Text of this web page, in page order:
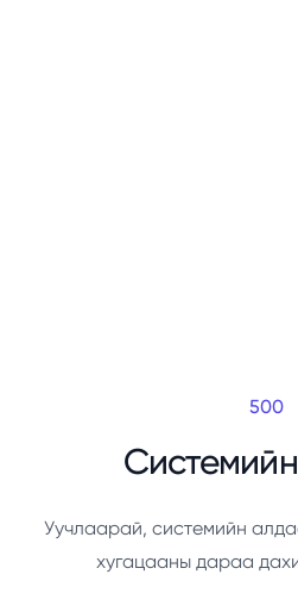
500
Уучлаарай, системийн
хугацааны дараа